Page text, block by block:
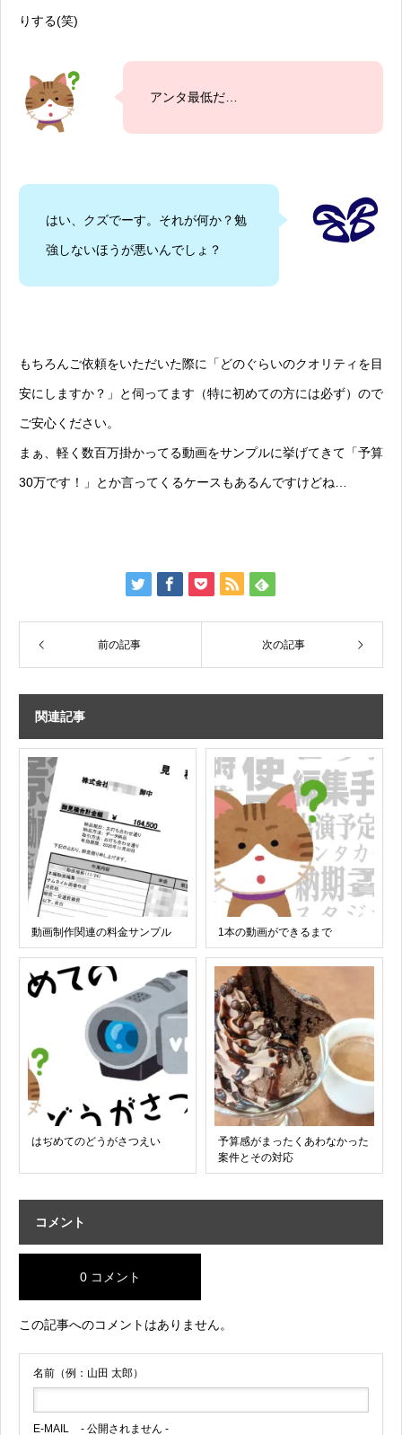
りする(笑)
アンタ最低だ…
はい、クズでーす。それが何か？勉
強しないほうが悪いんでしょ？
もちろんご依頼をいただいた際に「どのぐらいのクオリティを目
安にしますか？」と伺ってます（特に初めての方には必ず）ので
ご安心ください。
まぁ、軽く数百万掛かってる動画をサンプルに挙げてきて「予算
30万です！」とか言ってくるケースもあるんですけどね…
前の記事 次の記事
関連記事
動画制作関連の料金サンプル 1本の動画ができるまで
はぢめてのどうがさつえい
予算感がまったくあわなかった
案件とその対応
コメント
0 コメント
この記事へのコメントはありません。
名前（例：山田 太郎）
E-MAIL - 公開されません -